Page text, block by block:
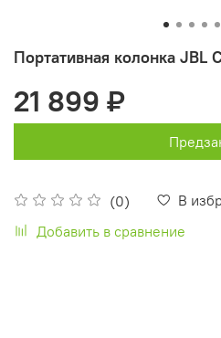
Портативная колонка JBL
(0)
В
Добавить в сравнение
21 899 ₽